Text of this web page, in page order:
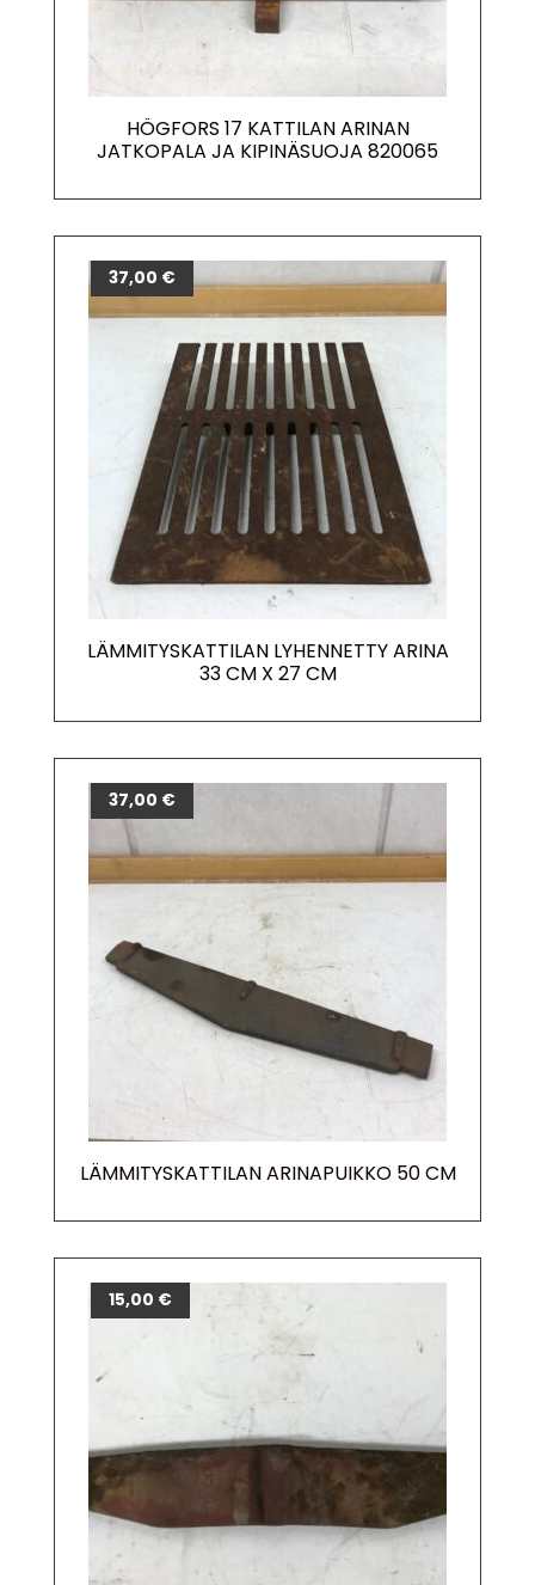
HÖGFORS 17 KATTILAN ARINAN
JATKOPALA JA KIPINÄSUOJA 820065
LÄMMITYSKATTILAN LYHENNETTY ARINA
33 CM X 27 CM
37,00 €
LÄMMITYSKATTILAN ARINAPUIKKO 50 CM
37,00 €
15,00 €